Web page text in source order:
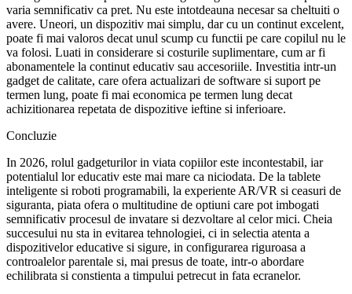
varia semnificativ ca pret. Nu este intotdeauna necesar sa cheltuiti o
avere. Uneori, un dispozitiv mai simplu, dar cu un continut excelent,
poate fi mai valoros decat unul scump cu functii pe care copilul nu le
va folosi. Luati in considerare si costurile suplimentare, cum ar fi
abonamentele la continut educativ sau accesoriile. Investitia intr-un
gadget de calitate, care ofera actualizari de software si suport pe
termen lung, poate fi mai economica pe termen lung decat
achizitionarea repetata de dispozitive ieftine si inferioare.
Concluzie
In 2026, rolul gadgeturilor in viata copiilor este incontestabil, iar
potentialul lor educativ este mai mare ca niciodata. De la tablete
inteligente si roboti programabili, la experiente AR/VR si ceasuri de
siguranta, piata ofera o multitudine de optiuni care pot imbogati
semnificativ procesul de invatare si dezvoltare al celor mici. Cheia
succesului nu sta in evitarea tehnologiei, ci in selectia atenta a
dispozitivelor educative si sigure, in configurarea riguroasa a
controalelor parentale si, mai presus de toate, intr-o abordare
echilibrata si constienta a timpului petrecut in fata ecranelor.